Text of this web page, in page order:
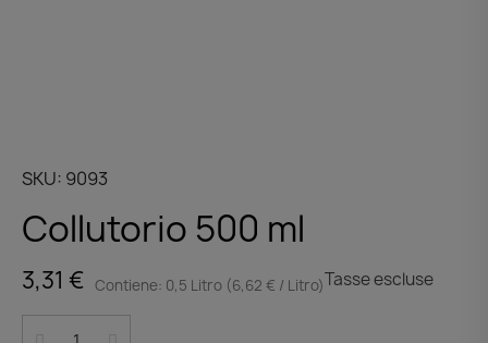
SKU 9093
Collutorio 500 ml
3,31 € Contiene: 0,5 Litro (6,62 € / Litro)Tasse escluse